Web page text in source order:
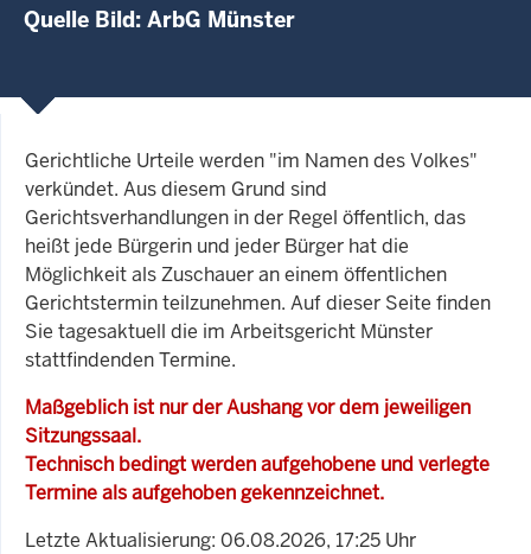
Quelle Bild: ArbG Münster
Gerichtliche Urteile werden "im Namen des Volkes"
verkündet. Aus diesem Grund sind
Gerichtsverhandlungen in der Regel öffentlich, das
heißt jede Bürgerin und jeder Bürger hat die
Möglichkeit als Zuschauer an einem öffentlichen
Gerichtstermin teilzunehmen. Auf dieser Seite finden
Sie tagesaktuell die im Arbeitsgericht Münster
stattfindenden Termine.
Maßgeblich ist nur der Aushang vor dem jeweiligen
Sitzungssaal.
Technisch bedingt werden aufgehobene und verlegte
Termine als aufgehoben gekennzeichnet.
Letzte Aktualisierung: 06.08.2026, 17:25 Uhr